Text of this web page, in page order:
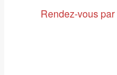
Rendez-vous